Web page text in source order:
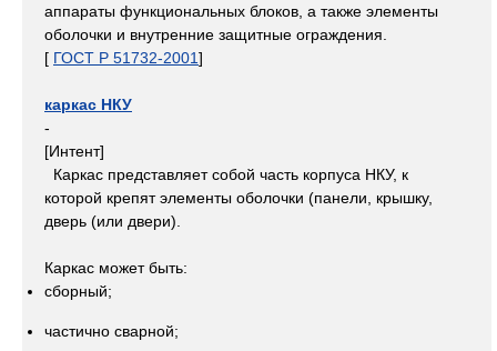
аппараты функциональных блоков, а также элементы
оболочки и внутренние защитные ограждения.
[ ГОСТ Р 51732-2001]
каркас НКУ
-
[Интент]
Каркас представляет собой часть корпуса НКУ, к
которой крепят элементы оболочки (панели, крышку,
дверь (или двери).
Каркас может быть:
сборный;
частично сварной;